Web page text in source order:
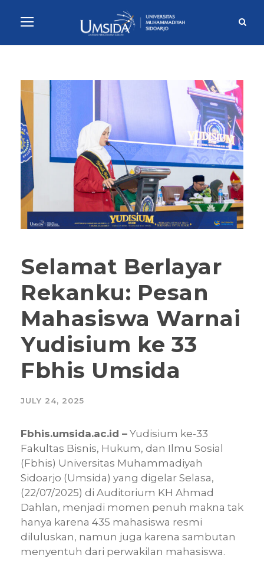
Selamat Berlayar
Rekanku: Pesan
Mahasiswa Warnai
Yudisium ke 33
Fbhis Umsida
JULY 24, 2025
Fbhis.umsida.ac.id – Yudisium ke-33
Fakultas Bisnis, Hukum, dan Ilmu Sosial
(Fbhis) Universitas Muhammadiyah
Sidoarjo (Umsida) yang digelar Selasa,
(22/07/2025) di Auditorium KH Ahmad
Dahlan, menjadi momen penuh makna tak
hanya karena 435 mahasiswa resmi
diluluskan, namun juga karena sambutan
menyentuh dari perwakilan mahasiswa.